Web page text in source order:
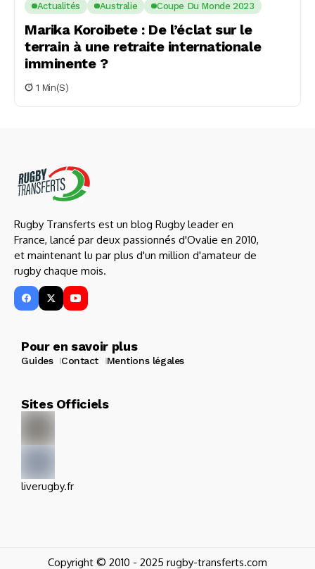
Actualités Australie Coupe Du Monde 2023
Marika Koroibete : De l’éclat sur le
terrain à une retraite internationale
imminente ?
1 Min(s)
Rugby Transferts est un blog Rugby leader en
France, lancé par deux passionnés d'Ovalie en 2010,
et maintenant lu par plus d'un million d'amateur de
rugby chaque mois.
Pour en savoir plus
Guides Contact Mentions légales
Sites Officiels
liverugby.fr
Copyright © 2010 - 2025 rugby-transferts.com